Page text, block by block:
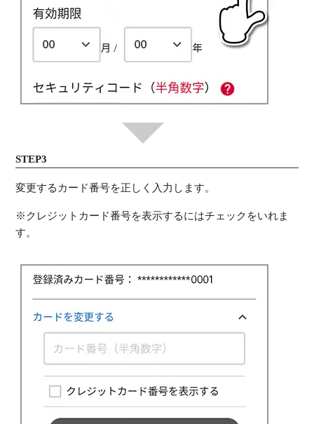
STEP3
変更するカード番号を正しく入力します。
※クレジットカード番号を表示するにはチェックをいれま
す。